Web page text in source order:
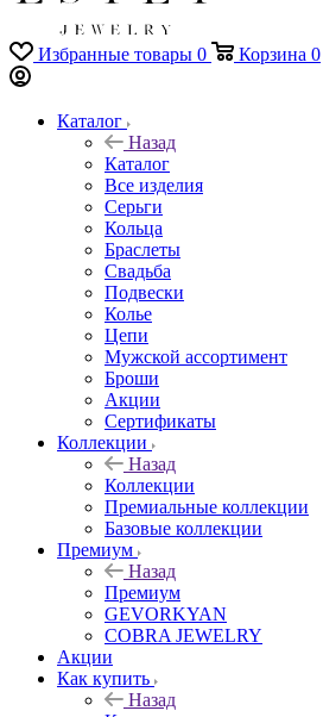
Избранные товары 0 Корзина 0
Каталог
Назад
Каталог
Все изделия
Серьги
Кольца
Браслеты
Свадьба
Подвески
Колье
Цепи
Мужской ассортимент
Броши
Акции
Сертификаты
Коллекции
Назад
Коллекции
Премиальные коллекции
Базовые коллекции
Премиум
Назад
Премиум
GEVORKYAN
COBRA JEWELRY
Акции
Как купить
Назад